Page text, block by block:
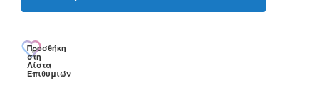
Προσθήκη
στη
Λίστα
Επιθυμιών